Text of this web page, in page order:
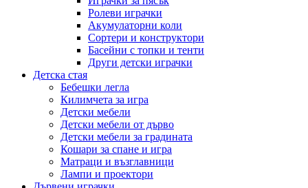
Ролеви играчки
Акумулаторни коли
Сортери и конструктори
Басейни с топки и тенти
Други детски играчки
Детска стая
Бебешки легла
Килимчета за игра
Детски мебели
Детски мебели от дърво
Детски мебели за градината
Кошари за спане и игра
Матраци и възглавници
Лампи и проектори